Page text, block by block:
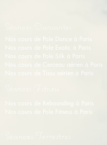
Nos cours de Pole Dance à Paris
Nos cours de Pole Exotic à Paris
Nos cours de Pole Silk à Paris
Nos cours de Cerceau aérien à Paris
Nos cours de Tissu aérien à Paris
Nos cours de Rebounding à Paris
Nos cours de Pole Fitness à Paris
Séances Terrestres